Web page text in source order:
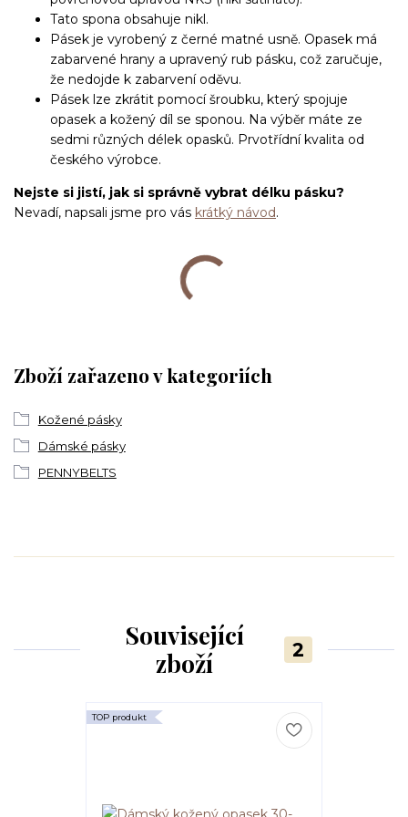
Tato spona obsahuje nikl.
Pásek je vyrobený z černé matné usně. Opasek má
zabarvené hrany a upravený rub pásku, což zaručuje,
že nedojde k zabarvení oděvu.
Pásek lze zkrátit pomocí šroubku, který spojuje
opasek a kožený díl se sponou. Na výběr máte ze
sedmi různých délek opasků. Prvotřídní kvalita od
českého výrobce.
Nejste si jistí, jak si správně vybrat délku pásku?
Nevadí, napsali jsme pro vás krátký návod.
Zboží zařazeno v kategoriích
Kožené pásky
Dámské pásky
PENNYBELTS
Související
zboží
2
TOP produkt